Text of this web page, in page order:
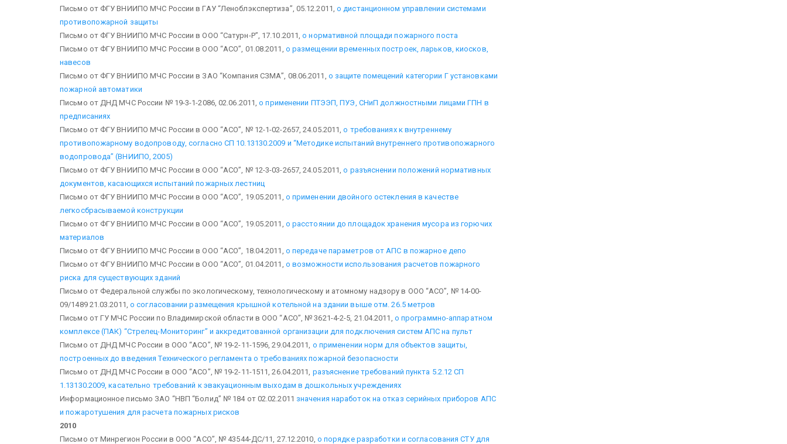
Письмо от ФГУ ВНИИПО МЧС России в ГАУ “Леноблэкспертиза”, 05.12.2011, о дистанционном управлении системами
противопожарной защиты
Письмо от ФГУ ВНИИПО МЧС России в ООО “Сатурн-Р”, 17.10.2011,о нормативной площади пожарного поста
Письмо от ФГУ ВНИИПО МЧС России в ООО “АСО”, 01.08.2011, о размещении временных построек, ларьков, киосков,
навесов
Письмо от ФГУ ВНИИПО МЧС России в ЗАО “Компания СЗМА”, 08.06.2011, о защите помещений категории Г установками
пожарной автоматики
Письмо от ДНД МЧС России № 19-3-1-2086, 02.06.2011,о применении ПТЭЭП, ПУЭ, СНиП должностными лицами ГПН в
предписаниях
Письмо от ФГУ ВНИИПО МЧС России в ООО “АСО”, № 12-1-02-2657, 24.05.2011,о требованиях к внутреннему
противопожарному водопроводу, согласно СП 10.13130.2009 и “Методике испытаний внутреннего противопожарного
водопровода” (ВНИИПО, 2005)
Письмо от ФГУ ВНИИПО МЧС России в ООО “АСО”, № 12-3-03-2657, 24.05.2011,о разъяснении положений нормативных
документов, касающихся испытаний пожарных лестниц
Письмо от ФГУ ВНИИПО МЧС России в ООО “АСО”, 19.05.2011, о применении двойного остекления в качестве
легкосбрасываемой конструкции
Письмо от ФГУ ВНИИПО МЧС России в ООО “АСО”, 19.05.2011, о расстоянии до площадок хранения мусора из горючих
материалов
Письмо от ФГУ ВНИИПО МЧС России в ООО “АСО”, 18.04.2011, о передаче параметров от АПС в пожарное депо
Письмо от ФГУ ВНИИПО МЧС России в ООО “АСО”, 01.04.2011, о возможности использования расчетов пожарного
риска для существующих зданий
Письмо от Федеральной службы по экологическому, технологическому и атомному надзору в ООО “АСО”, № 14-00-
09/1489 21.03.2011, о согласовании размещения крышной котельной на здании выше отм. 26.5 метров
Письмо от ГУ МЧС России по Владимирской области в ООО “АСО”, № 3621-4-2-5, 21.04.2011, о программно-аппаратном
комплексе (ПАК) “Стрелец-Мониторинг” и аккредитованной организации для подключения систем АПС на пульт
Письмо от ДНД МЧС России в ООО “АСО”, № 19-2-11-1596, 29.04.2011, о применении норм для объектов защиты,
построенных до введения Технического регламента о требованиях пожарной безопасности
Письмо от ДНД МЧС России в ООО “АСО”, № 19-2-11-1511, 26.04.2011, разъяснение требований пункта 5.2.12 СП
1.13130.2009, касательно требований к эвакуационным выходам в дошкольных учреждениях
Информационное письмо ЗАО “НВП “Болид” № 184 от 02.02.2011 значения наработок на отказ серийных приборов АПС
и пожаротушения для расчета пожарных рисков
2010
Письмо от Минрегион России в ООО “АСО”, № 43544-ДС/11, 27.12.2010, о порядке разработки и согласования СТУ для